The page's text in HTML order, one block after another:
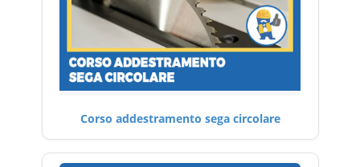
Corso addestramento sega circolare